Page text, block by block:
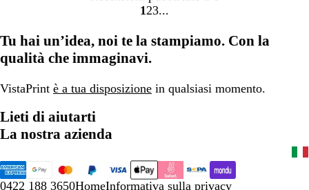
Vai
pagina
1 Vai
pagina
2 Vai
pagina
3
Tu hai un’idea, noi te la stampiamo. Con la
qualità che immaginavi.
VistaPrint è a tua disposizione in qualsiasi momento.
Lieti di aiutarti
La nostra azienda
0422 188 3650HomeInformativa sulla privacy